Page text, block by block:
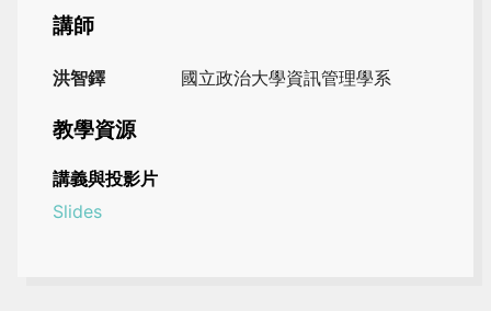
講師
洪智鐸 國立政治大學資訊管理學系
教學資源
講義與投影片
Slides